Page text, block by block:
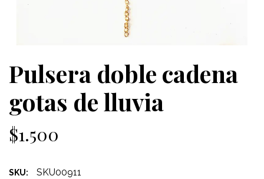
Pulsera doble cadena
gotas de lluvia
$1.500
SKU: SKU00911